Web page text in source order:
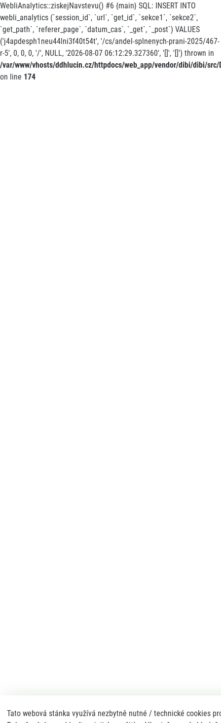
Tato webová stánka využívá nezbytně nutné / technické cookies
WebliAnalytics::ziskejNavstevu() #6 {main} SQL: INSERT INTO
webli_analytics (`session_id`, `url`, `get_id`, `sekce1`, `sekce2`,
`get_path`, `referer_page`, `datum_cas`, `_get`, `_post`) VALUES
('j4apdesph1neu44lni3f40t54t', '/cs/andel-splnenych-prani-2025/467-
r-5', 0, 0, 0, '/', NULL, '2026-08-07 06:12:29.327360', '[]', '[]') thrown in
/var/www/vhosts/ddhlucin.cz/httpdocs/web_app/vendor/dibi/dibi/
on line 174